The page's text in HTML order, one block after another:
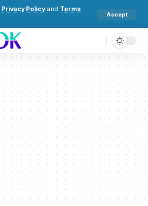
Privacy Policy and Terms
Accept